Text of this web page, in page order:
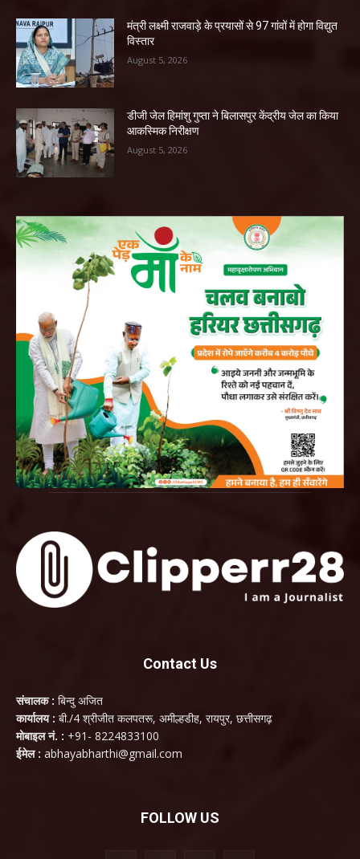
मंत्री लक्ष्मी राजवाड़े के प्रयासों से 97 गांवों में होगा विद्युत
विस्तार
August 5, 2026
डीजी जेल हिमांशु गुप्ता ने बिलासपुर केंद्रीय जेल का किया
आकस्मिक निरीक्षण
August 5, 2026
Contact Us
संचालक : बिन्दु अजित
कार्यालय : बी./4 श्रीजीत कलपतरू, अमील्हडीह, रायपुर, छत्तीसगढ़
मोबाइल नं. : +91- 8224833100
ईमेल : abhayabharthi@gmail.com
FOLLOW US